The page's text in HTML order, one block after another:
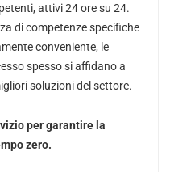
attivi 24 ore su 24.
di competenze specifiche
conveniente, le
spesso si affidano a
soluzioni del settore.
per garantire la
zero.